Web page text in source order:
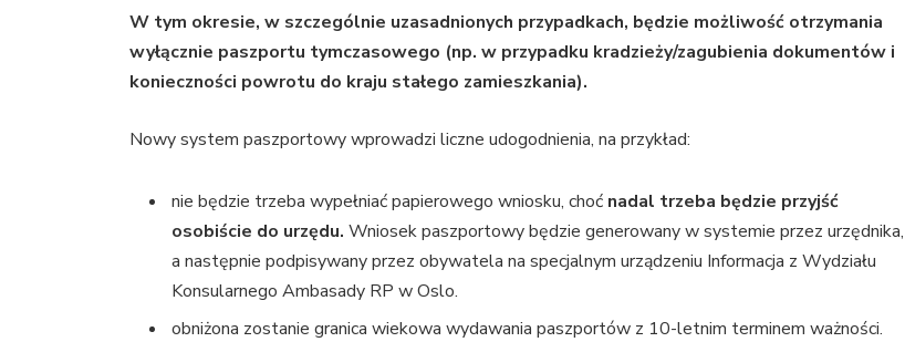
W tym okresie, w szczególnie uzasadnionych przypadkach, będzie możliwość otrzymania
wyłącznie paszportu tymczasowego (np. w przypadku kradzieży/zagubienia dokumentów i
konieczności powrotu do kraju stałego zamieszkania).
Nowy system paszportowy wprowadzi liczne udogodnienia, na przykład:
nie będzie trzeba wypełniać papierowego wniosku, choć nadal trzeba będzie przyjść
osobiście do urzędu. Wniosek paszportowy będzie generowany w systemie przez urzędnika,
a następnie podpisywany przez obywatela na specjalnym urządzeniu Informacja z Wydziału
Konsularnego Ambasady RP w Oslo.
obniżona zostanie granica wiekowa wydawania paszportów z 10-letnim terminem ważności.